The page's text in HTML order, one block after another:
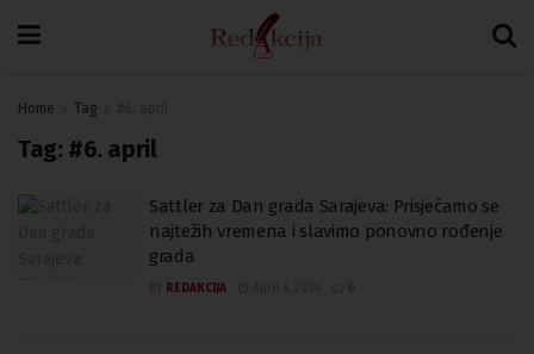
Home Tag
Tag: #6. april
Sattler za Dan grada Sarajeva: Prisjećamo se
najtežih vremena i slavimo ponovno rođenje
grada
REDAKCIJA